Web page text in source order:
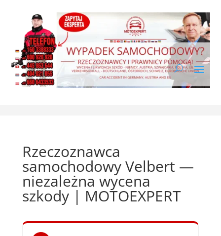
Rzeczoznawca
samochodowy Velbert —
niezależna wycena
szkody | MOTOEXPERT